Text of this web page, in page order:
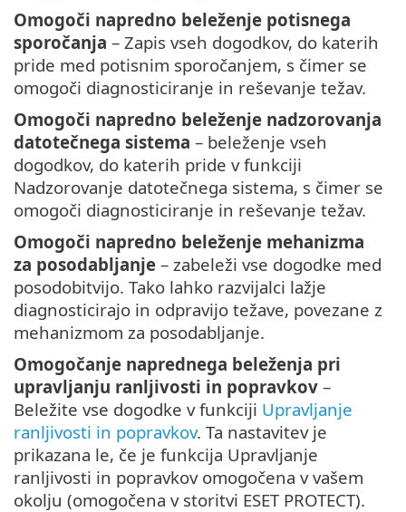
Omogoči napredno beleženje potisnega
sporočanja – Zapis vseh dogodkov, do katerih
pride med potisnim sporočanjem, s čimer se
omogoči diagnosticiranje in reševanje težav.
Omogoči napredno beleženje nadzorovanja
datotečnega sistema – beleženje vseh
dogodkov, do katerih pride v funkciji
Nadzorovanje datotečnega sistema, s čimer se
omogoči diagnosticiranje in reševanje težav.
Omogoči napredno beleženje mehanizma
za posodabljanje – zabeleži vse dogodke med
posodobitvijo. Tako lahko razvijalci lažje
diagnosticirajo in odpravijo težave, povezane z
mehanizmom za posodabljanje.
Omogočanje naprednega beleženja pri
upravljanju ranljivosti in popravkov –
Beležite vse dogodke v funkciji Upravljanje
ranljivosti in popravkov. Ta nastavitev je
prikazana le, če je funkcija Upravljanje
ranljivosti in popravkov omogočena v vašem
okolju (omogočena v storitvi ESET PROTECT).